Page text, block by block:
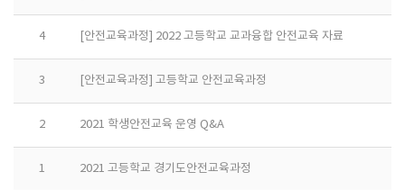
4 [안전교육과정] 2022 고등학교 교과융합 안전교육 자료
3 [안전교육과정] 고등학교 안전교육과정
2 2021 학생안전교육 운영 Q&A
1 2021 고등학교 경기도안전교육과정